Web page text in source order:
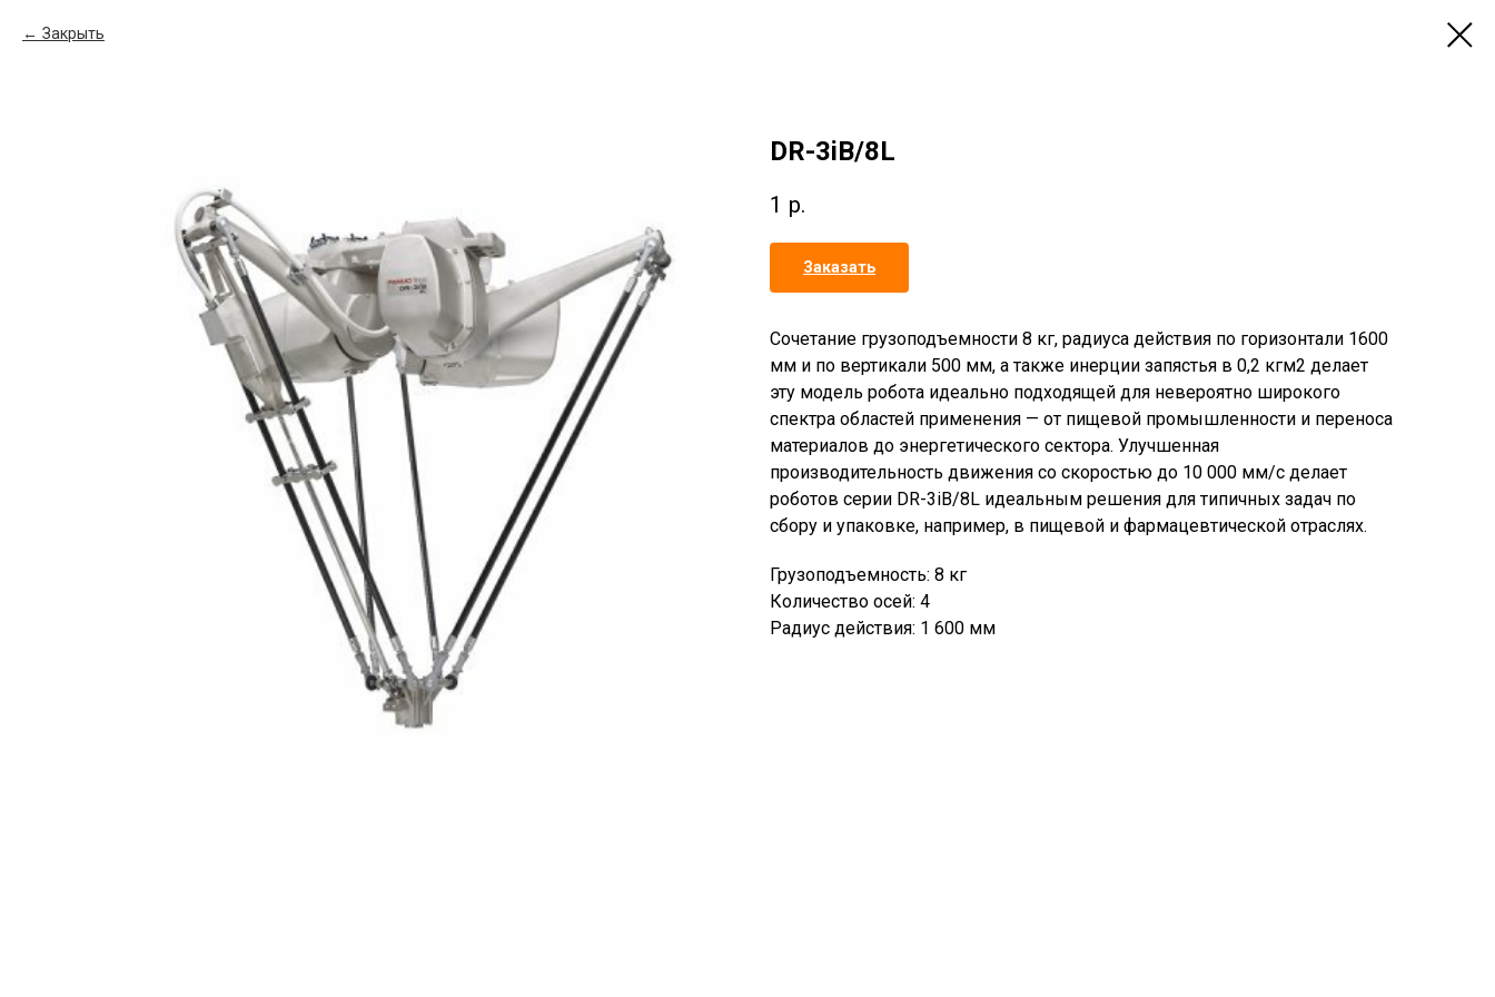
Закрыть
DR-3iB/8L
1 р.
Заказать
Сочетание грузоподъемности 8 кг, радиуса действия по горизонтали 1600
мм и по вертикали 500 мм, а также инерции запястья в 0,2 кгм2 делает
эту модель робота идеально подходящей для невероятно широкого
спектра областей применения — от пищевой промышленности и переноса
материалов до энергетического сектора. Улучшенная
производительность движения со скоростью до 10 000 мм/с делает
роботов серии DR-3iB/8L идеальным решения для типичных задач по
сбору и упаковке, например, в пищевой и фармацевтической отраслях.
Грузоподъемность: 8 кг
Количество осей: 4
Радиус действия: 1 600 мм